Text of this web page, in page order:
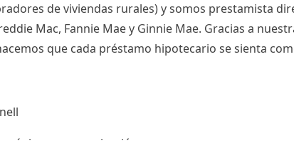
de viviendas rurales) y somos prestamista
Mac, Fannie Mae y Ginnie Mae. Gracias a
que cada préstamo hipotecario se sienta